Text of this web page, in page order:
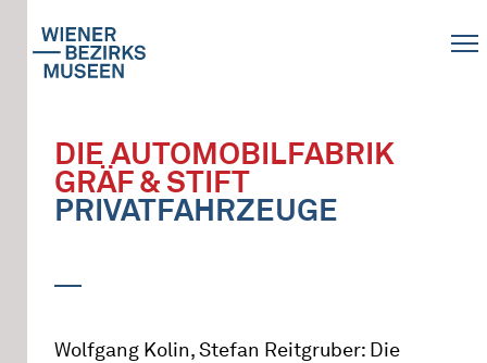
DIE AUTOMOBILFABRIK
GRÄF & STIFT
PRIVATFAHRZEUGE
Wolfgang Kolin, Stefan Reitgruber: Die